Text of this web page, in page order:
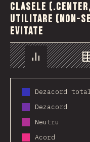
Clasele
utilitare (non-
evitate
Grafic
Dezacord
Dezacord
Neutru
Acord